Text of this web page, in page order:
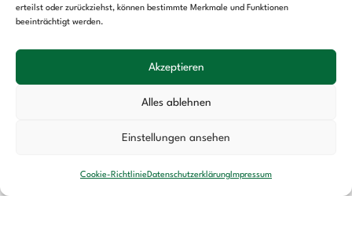
erteilst oder zurückziehst, können bestimmte Merkmale und Funktionen
beeinträchtigt werden.
Akzeptieren
Alles ablehnen
Einstellungen ansehen
Cookie-RichtlinieDatenschutzerklärung Impressum
Die meisten Adventskalender für Hunde
Mehr lesen